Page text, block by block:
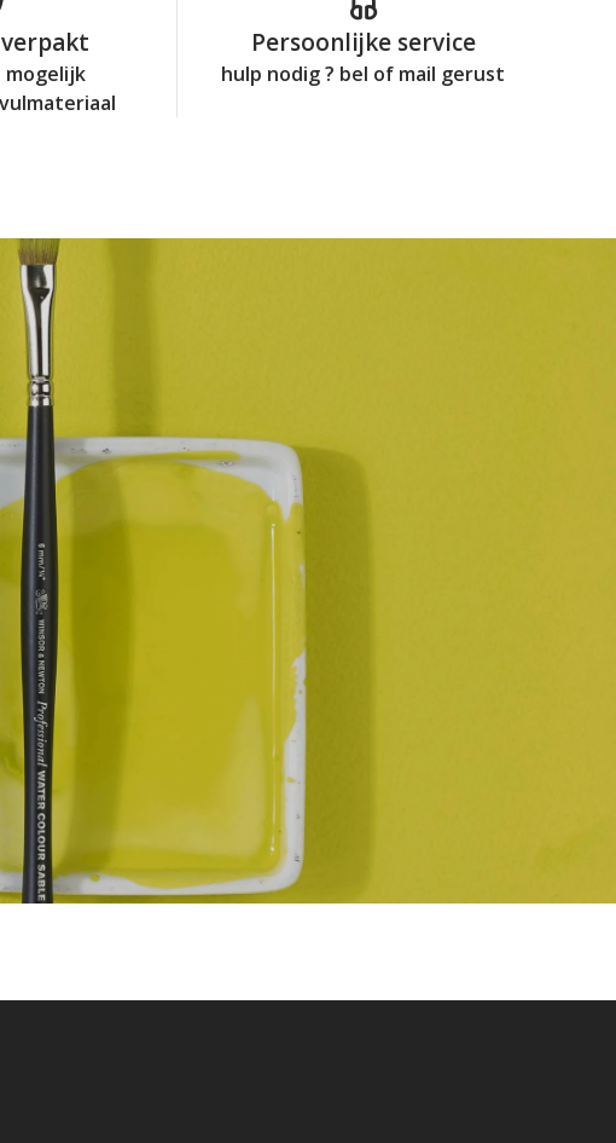
mogelijk
Persoonlijke service
hulp nodig ? bel of mail gerust